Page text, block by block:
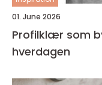
01. June 2026
Profilklær som
hverdagen